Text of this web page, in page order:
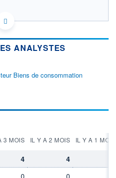
ACTIONNAIRES
TEMPS RÉEL
8,4
CLÔTURE VEILLE
8,600
ANALYSTES
Biens de consommation
3 MOIS IL Y A 2 MOIS IL Y A 1 MOIS
4 4
0 0